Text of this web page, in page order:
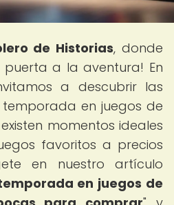
de Historias, donde
a la aventura! En
a descubrir las
en juegos de
momentos ideales
favoritos a precios
en nuestro artículo
en juegos de